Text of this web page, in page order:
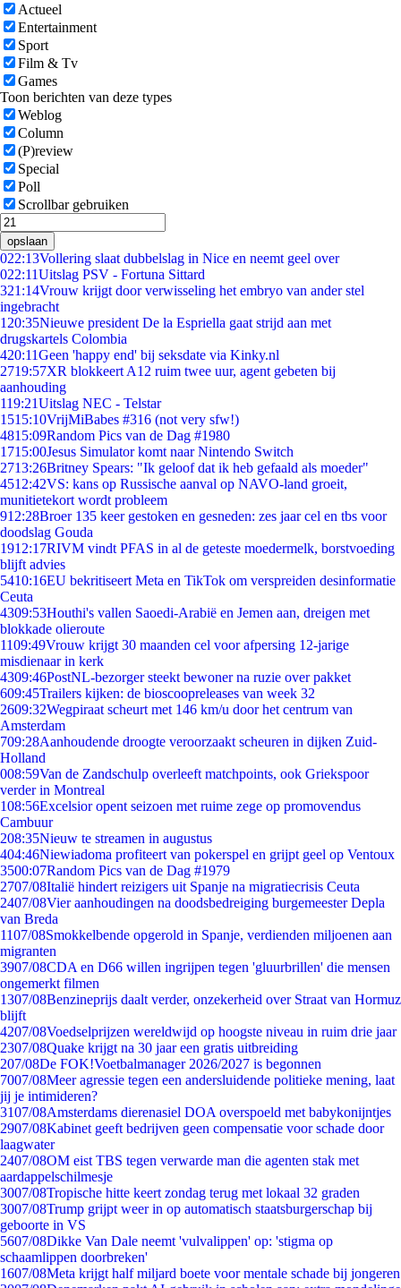
Actueel
Entertainment
Sport
Film & Tv
Games
Toon berichten van deze types
Weblog
Column
(P)review
Special
Poll
Scrollbar gebruiken
opslaan
022:13Vollering slaat dubbelslag in Nice en neemt geel over
022:11Uitslag PSV - Fortuna Sittard
321:14Vrouw krijgt door verwisseling het embryo van ander stel
ingebracht
1 20:35Nieuwe president De la Espriella gaat strijd aan met
drugskartels Colombia
420:11Geen 'happy end' bij seksdate via Kinky.nl
2719:57XR blokkeert A12 ruim twee uur, agent gebeten bij
aanhouding
119:21Uitslag NEC - Telstar
1515:10VrijMiBabes #316 (not very sfw!)
4815:09Random Pics van de Dag #1980
1715:00Jesus Simulator komt naar Nintendo Switch
2713:26Britney Spears: "Ik geloof dat ik heb gefaald als moeder"
4512:42VS: kans op Russische aanval op NAVO-land groeit,
munitietekort wordt probleem
912:28Broer 135 keer gestoken en gesneden: zes jaar cel en tbs voor
doodslag Gouda
1912:17RIVM vindt PFAS in al de geteste moedermelk, borstvoeding
blijft advies
5410:16EU bekritiseert Meta en TikTok om verspreiden desinformatie
Ceuta
4309:53Houthi's vallen Saoedi-Arabië en Jemen aan, dreigen met
blokkade olieroute
1109:49Vrouw krijgt 30 maanden cel voor afpersing 12-jarige
misdienaar in kerk
4309:46PostNL-bezorger steekt bewoner na ruzie over pakket
609:45Trailers kijken: de bioscoopreleases van week 32
2609:32Wegpiraat scheurt met 146 km/u door het centrum van
Amsterdam
709:28Aanhoudende droogte veroorzaakt scheuren in dijken Zuid-
Holland
008:59Van de Zandschulp overleeft matchpoints, ook Griekspoor
verder in Montreal
108:56Excelsior opent seizoen met ruime zege op promovendus
Cambuur
208:35Nieuw te streamen in augustus
404:46Niewiadoma profiteert van pokerspel en grijpt geel op Ventoux
3500:07Random Pics van de Dag #1979
2707/08Italië hindert reizigers uit Spanje na migratiecrisis Ceuta
2407/08Vier aanhoudingen na doodsbedreiging burgemeester Depla
van Breda
1107/08Smokkelbende opgerold in Spanje, verdienden miljoenen aan
migranten
3907/08CDA en D66 willen ingrijpen tegen 'gluurbrillen' die mensen
ongemerkt filmen
1307/08Benzineprijs daalt verder, onzekerheid over Straat van Hormuz
blijft
4207/08Voedselprijzen wereldwijd op hoogste niveau in ruim drie jaar
2307/08Quake krijgt na 30 jaar een gratis uitbreiding
207/08De FOK!Voetbalmanager 2026/2027 is begonnen
7007/08Meer agressie tegen een andersluidende politieke mening, laat
jij je intimideren?
3107/08Amsterdams dierenasiel DOA overspoeld met babykonijntjes
2907/08Kabinet geeft bedrijven geen compensatie voor schade door
laagwater
2407/08OM eist TBS tegen verwarde man die agenten stak met
aardappelschilmesje
3007/08Tropische hitte keert zondag terug met lokaal 32 graden
3007/08Trump grijpt weer in op automatisch staatsburgerschap bij
geboorte in VS
5607/08Dikke Van Dale neemt 'vulvalippen' op: 'stigma op
schaamlippen doorbreken'
1607/08Meta krijgt half miljard boete voor mentale schade bij jongeren